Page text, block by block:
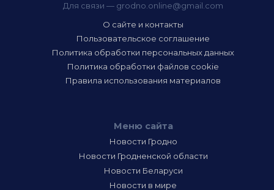
Для связи — grodno.online@gmail.com
О сайте и контакты
Пользовательское соглашение
Политика обработки персональных данных
Политика обработки файлов cookie
Правила использования материалов
Меню сайта
Новости Гродно
Новости Гродненской области
Новости Беларуси
Новости в мире